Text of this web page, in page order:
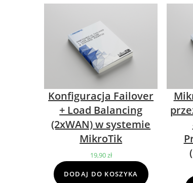
Konfiguracja Failover
+ Load Balancing
(2xWAN) w systemie
MikroTik
19,90zł
DODAJ DO KOSZYKA